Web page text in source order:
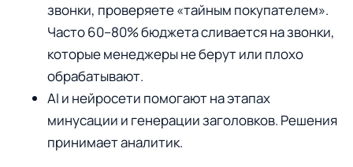
звонки, проверяете «тайным покупателем».
Часто 60–80% бюджета сливается на звонки,
которые менеджеры не берут или плохо
обрабатывают.
AI и нейросети помогают на этапах
минусации и генерации заголовков. Решения
принимает аналитик.